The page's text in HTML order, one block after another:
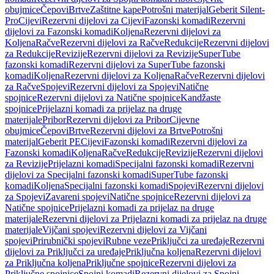
obujmiceČepoviBrtveZaštitne kapePotrošni materijalGeberit Silent-
ProCijeviRezervni dijelovi za CijeviFazonski komadiRezervni
dijelovi za Fazonski komadiKoljenaRezervni dijelovi za
KoljenaRačveRezervni dijelovi za RačveRedukcijeRezervni dijelovi
za RedukcijeRevizijeRezervni dijelovi za RevizijeSuperTube
fazonski komadiRezervni dijelovi za SuperTube fazonski
komadiKoljenaRezervni dijelovi za KoljenaRačveRezervni dijelovi
za RačveSpojeviRezervni dijelovi za SpojeviNatične
spojniceRezervni dijelovi za Natične spojniceKandžaste
spojnicePrijelazni komadi za prijelaz na druge
materijalePriborRezervni dijelovi za PriborCijevne
obujmiceČepoviBrtveRezervni dijelovi za BrtvePotrošni
materijalGeberit PECijeviFazonski komadiRezervni dijelovi za
Fazonski komadiKoljenaRačveRedukcijeRevizijeRezervni dijelovi
za RevizijePrijelazni komadiSpecijalni fazonski komadiRezervni
dijelovi za Specijalni fazonski komadiSuperTube fazonski
komadiKoljenaSpecijalni fazonski komadiSpojeviRezervni dijelovi
za SpojeviZavareni spojeviNatične spojniceRezervni dijelovi za
Natične spojnicePrijelazni komadi za prijelaz na druge
materijaleRezervni dijelovi za Prijelazni komadi za prijelaz na druge
materijaleVijčani spojeviRezervni dijelovi za Vijčani
spojeviPrirubnički spojeviRubne vezePriključci za uređajeRezervni
dijelovi za Priključci za uređajePriključna koljenaRezervni dijelovi
za Priključna koljenaPriključne spojniceRezervni dijelovi za